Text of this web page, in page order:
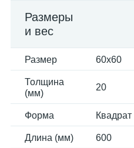
Размеры
и вес
Размер 60x60
Толщина
(мм)
20
Форма Квадрат
Длина (мм) 600